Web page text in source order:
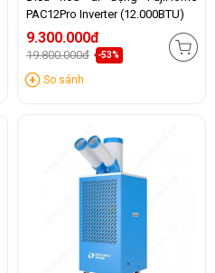
PAC12Pro Inverter (12.000BTU)
9.300.000đ
19.800.000đ -53%
So sánh